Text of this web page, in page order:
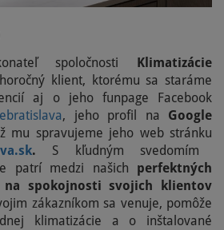
spoločnosti Klimatizácie
klient, ktorému sa staráme
aj o jeho funpage Facebook
, jeho profil na Google
mu spravujeme jeho web stránku
. S kľudným svedomím
patrí medzi našich perfektných
spokojnosti svojich klientov
zákazníkom sa venuje, pomôže
klimatizácie a o inštalované